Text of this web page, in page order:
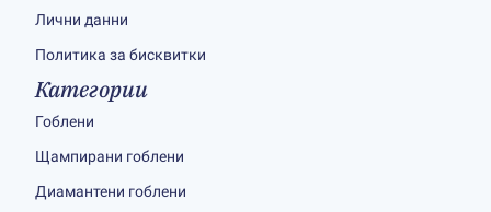
Лични данни
Политика за бисквитки
Категории
Гоблени
Щампирани гоблени
Диамантени гоблени